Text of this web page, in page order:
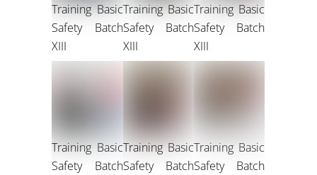
Training Basic
Safety Batch
XIII
Training Basic
Safety Batch
XIII
Training Basic
Safety Batch
XIII
Training Basic
Safety Batch
Training Basic
Safety Batch
Training Basic
Safety Batch